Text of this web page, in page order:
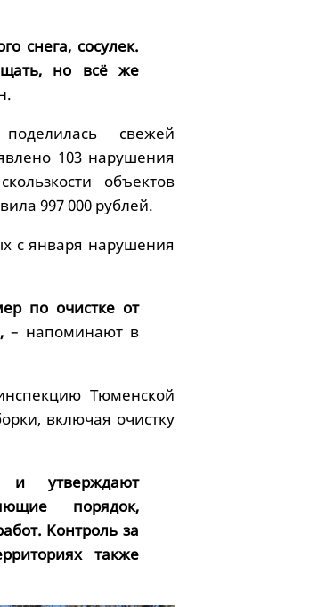
снега, сосулек.
но всё же
свежей
103 нарушения
объектов
997 000 рублей.
с января нарушения
по очистке от
– напоминают в
Тюменской
включая очистку
и утверждают
порядок,
Контроль за
также